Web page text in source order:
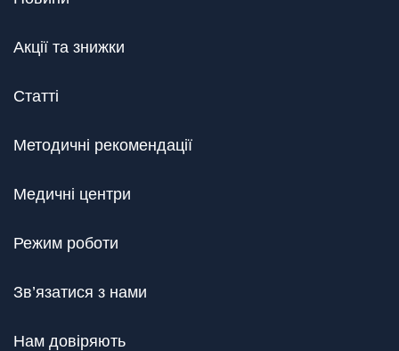
Акції та знижки
Статті
Методичні рекомендації
Медичні центри
Режим роботи
Зв’язатися з нами
Нам довіряють